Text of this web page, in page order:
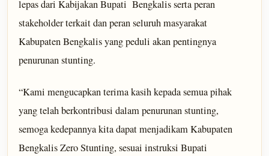
lepas dari Kabijakan Bupati Bengkalis serta peran
stakeholder terkait dan peran seluruh masyarakat
Kabupaten Bengkalis yang peduli akan pentingnya
penurunan stunting.
“Kami mengucapkan terima kasih kepada semua pihak
yang telah berkontribusi dalam penurunan stunting,
semoga kedepannya kita dapat menjadikam Kabupaten
Bengkalis Zero Stunting, sesuai instruksi Bupati